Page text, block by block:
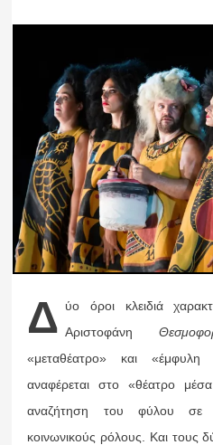
Δ ύο όροι κλειδιά
Αριστοφάνη
«μεταθέατρο» και
αναφέρεται στο «θέατρο
αναζήτηση του φύλου σε
κοινωνικούς ρόλους. Και τους